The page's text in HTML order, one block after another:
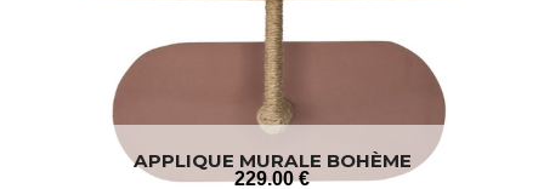
APPLIQUE MURALE BOHÈME
229.00 €